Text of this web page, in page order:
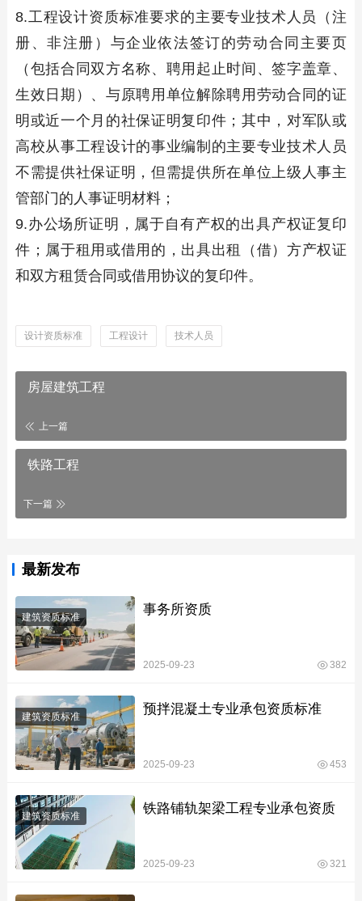
8.工程设计资质标准要求的主要专业技术人员（注
册、非注册）与企业依法签订的劳动合同主要页
（包括合同双方名称、聘用起止时间、签字盖章、
生效日期）、与原聘用单位解除聘用劳动合同的证
明或近一个月的社保证明复印件；其中，对军队或
高校从事工程设计的事业编制的主要专业技术人员
不需提供社保证明，但需提供所在单位上级人事主
管部门的人事证明材料；
9.办公场所证明，属于自有产权的出具产权证复印
件；属于租用或借用的，出具出租（借）方产权证
和双方租赁合同或借用协议的复印件。
设计资质标准 工程设计 技术人员
房屋建筑工程
上一篇
铁路工程
下一篇
最新发布
建筑资质标准 事务所资质
2025-09-23 382
建筑资质标准 预拌混凝土专业承包资质标准
2025-09-23 453
建筑资质标准 铁路铺轨架梁工程专业承包资质
2025-09-23 321